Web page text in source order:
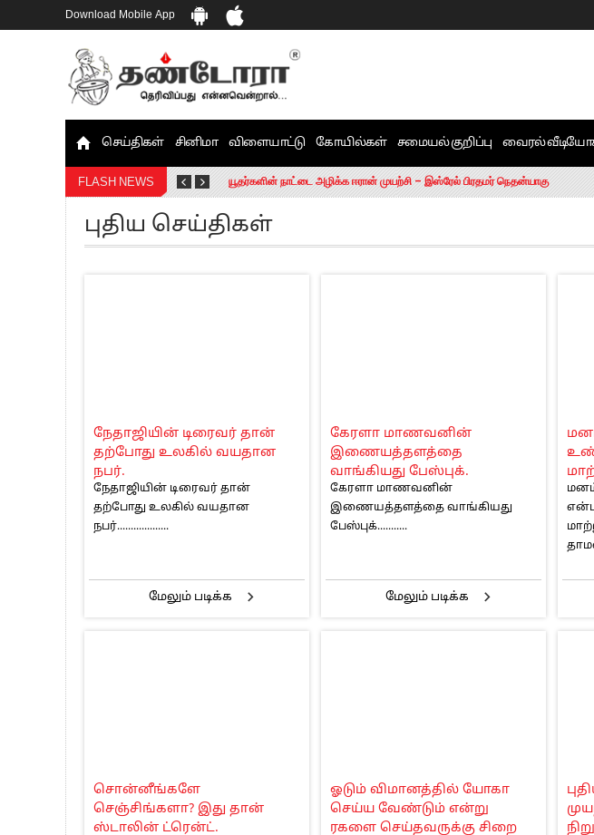
Download Mobile App
செய்திகள் சினிமா விளையாட்டு கோயில்கள் சமையல் குறிப்பு வைரல்
FLASH NEWS
யூதர்களின் நாட்டை அழிக்க ஈரான் முயற்சி – இஸ்ரேல் பிரதமர் நெதன்யாகு
எங்களை நீக்குவதற்கு இபிஎஸ்க்கு அதிகாரம் இல்லை.. – சி. வி.சண்முகம்
மத்திய ஆசிரியர் தகுதித் தேர்வு: பட்டதாரிகள் அக்.16 வரை விண்ணப்பிக்கலாம்
தமிழக சட்டப்பேரவையில் காலியிடங்கள் 6 ஆக உயர்வு
புதிய செய்திகள்
நேதாஜியின் டிரைவர் தான்
தற்போது உலகில் வயதான
நபர்.
நேதாஜியின் டிரைவர் தான்
தற்போது உலகில் வயதான
நபர்...................
மேலும் படிக்க
கேரளா மாணவனின்
இணையத்தளத்தை
வாங்கியது பேஸ்புக்.
கேரளா மாணவனின்
இணையத்தளத்தை வாங்கியது
பேஸ்புக்...........
மேலும் படிக்க
சொன்னீங்களே
செஞ்சிங்களா? இது தான்
ஸ்டாலின் ட்ரென்ட்.
ஓடும் விமானத்தில் யோகா
செய்ய வேண்டும் என்று
ரகளை செய்தவருக்கு சிறை